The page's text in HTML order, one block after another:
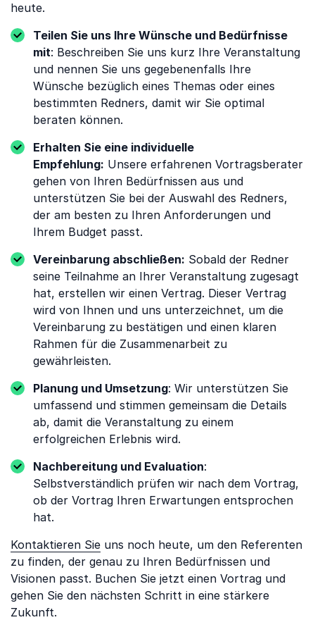
heute.
Teilen Sie uns Ihre Wünsche und Bedürfnisse
mit: Beschreiben Sie uns kurz Ihre Veranstaltung
und nennen Sie uns gegebenenfalls Ihre
Wünsche bezüglich eines Themas oder eines
bestimmten Redners, damit wir Sie optimal
beraten können.
Erhalten Sie eine individuelle
Empfehlung: Unsere erfahrenen Vortragsberater
gehen von Ihren Bedürfnissen aus und
unterstützen Sie bei der Auswahl des Redners,
der am besten zu Ihren Anforderungen und
Ihrem Budget passt.
Vereinbarung abschließen: Sobald der Redner
seine Teilnahme an Ihrer Veranstaltung zugesagt
hat, erstellen wir einen Vertrag. Dieser Vertrag
wird von Ihnen und uns unterzeichnet, um die
Vereinbarung zu bestätigen und einen klaren
Rahmen für die Zusammenarbeit zu
gewährleisten.
Planung und Umsetzung: Wir unterstützen Sie
umfassend und stimmen gemeinsam die Details
ab, damit die Veranstaltung zu einem
erfolgreichen Erlebnis wird.
Nachbereitung und Evaluation:
Selbstverständlich prüfen wir nach dem Vortrag,
ob der Vortrag Ihren Erwartungen entsprochen
hat.
Kontaktieren Sie uns noch heute, um den Referenten
zu finden, der genau zu Ihren Bedürfnissen und
Visionen passt. Buchen Sie jetzt einen Vortrag und
gehen Sie den nächsten Schritt in eine stärkere
Zukunft.